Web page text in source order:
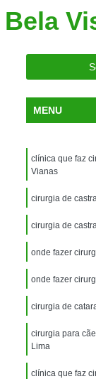
Clínica
para
para Animais
Consulta
Santo
Veterinária para
Exame de
Exame de
Exame de
Exame de
Exame
Exame para
Animal
MENU
clínica que faz
Vianas
cirurgia de
cirurgia de
onde fazer
onde fazer
cirurgia de
cirurgia para
Lima
clínica que faz